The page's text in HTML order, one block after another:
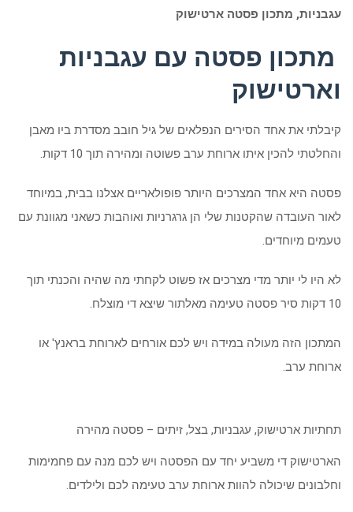
עגבניות, מתכון פסטה ארטישוק
מתכון פסטה עם עגבניות
וארטישוק
קיבלתי את אחד הסירים הנפלאים של גיל חובב מסדרת ביו מאבן
והחלטתי להכין איתו ארוחת ערב פשוטה ומהירה תוך 10 דקות.
פסטה היא אחד המצרכים היותר פופולאריים אצלנו בבית, במיוחד
לאור העובדה שהקטנות שלי הן גרגרניות ואוהבות כשאני מגוונת עם
טעמים מיוחדים.
לא היו לי יותר מדי מצרכים אז פשוט לקחתי מה שהיה והכנתי תוך
10 דקות סיר פסטה טעימה מאלתור שיצא די מוצלח.
המתכון הזה מעולה במידה ויש לכם אורחים לארוחת בראנץ' או
ארוחת ערב.
תחתיות ארטישוק, עגבניות, בצל, זיתים – פסטה מהירה
הארטישוק די משביע יחד עם הפסטה ויש לכם מנה עם פחמימות
וחלבונים שיכולה להוות ארוחת ערב טעימה לכם ולילדים.